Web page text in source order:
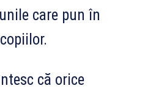
care pun în
că orice